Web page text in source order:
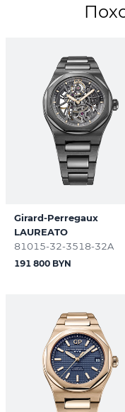
Girard-Perregaux
LAUREATO
81015-32-3518-32A
191 800 BYN